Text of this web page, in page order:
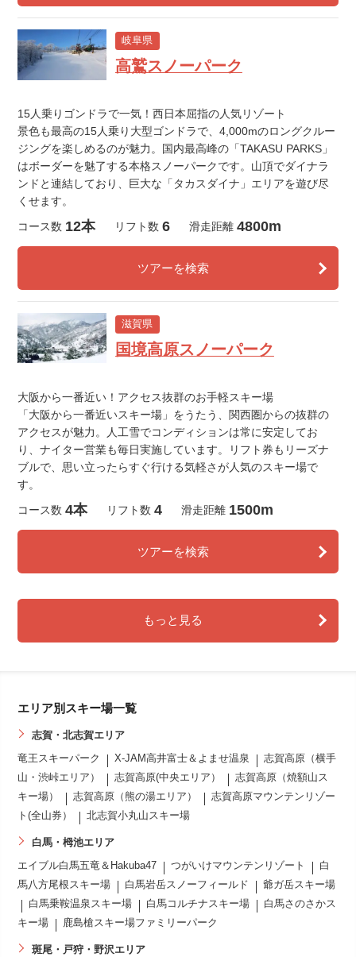
岐阜県
高鷲スノーパーク
15人乗りゴンドラで一気！西日本屈指の人気リゾート
景色も最高の15人乗り大型ゴンドラで、4,000mのロングクルー
ジングを楽しめるのが魅力。国内最高峰の「TAKASU PARKS」
はボーダーを魅了する本格スノーパークです。山頂でダイナラ
ンドと連結しており、巨大な「タカスダイナ」エリアを遊び尽
くせます。
コース数 12本 リフト数 6 滑走距離 4800m
ツアーを検索
滋賀県
国境高原スノーパーク
大阪から一番近い！アクセス抜群のお手軽スキー場
「大阪から一番近いスキー場」をうたう、関西圏からの抜群の
アクセスが魅力。人工雪でコンディションは常に安定してお
り、ナイター営業も毎日実施しています。リフト券もリーズナ
ブルで、思い立ったらすぐ行ける気軽さが人気のスキー場で
す。
コース数 4本 リフト数 4 滑走距離 1500m
ツアーを検索
もっと見る
エリア別スキー場一覧
志賀・北志賀エリア
竜王スキーパーク X-JAM高井富士＆よませ温泉
志賀高原（横手
山・渋峠エリア）
志賀高原(中央エリア）
志賀高原（焼額山ス
キー場）
志賀高原（熊の湯エリア）
志賀高原マウンテンリゾー
ト(全山券）
北志賀小丸山スキー場
白馬・栂池エリア
エイブル白馬五竜＆Hakuba47 つがいけマウンテンリゾート
白
馬八方尾根スキー場
白馬岩岳スノーフィールド
爺ガ岳スキー場
白馬乗鞍温泉スキー場
白馬コルチナスキー場
白馬さのさかス
キー場
鹿島槍スキー場ファミリーパーク
斑尾・戸狩・野沢エリア